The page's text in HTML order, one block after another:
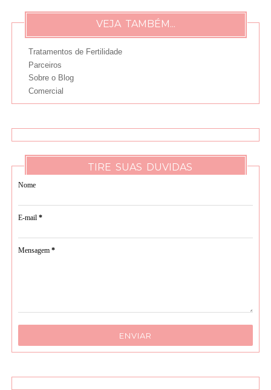
VEJA TAMBÉM...
Tratamentos de Fertilidade
Parceiros
Sobre o Blog
Comercial
TIRE SUAS DUVIDAS
Nome
E-mail*
Mensagem*